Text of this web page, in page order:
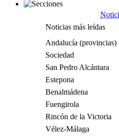
Noticias más leídas
Andalucía (provincias)
Sociedad
San Pedro Alcántara
Estepona
Benalmádena
Fuengirola
Rincón de la Victoria
Vélez-Málaga